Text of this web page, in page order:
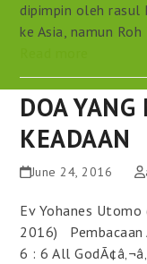
dipimpin oleh rasul
ke Asia, namun
DOA
KEADAAN
June 24, 2016
Ev Yohanes Utomo
2016) Pembacaan
6 : 6 All